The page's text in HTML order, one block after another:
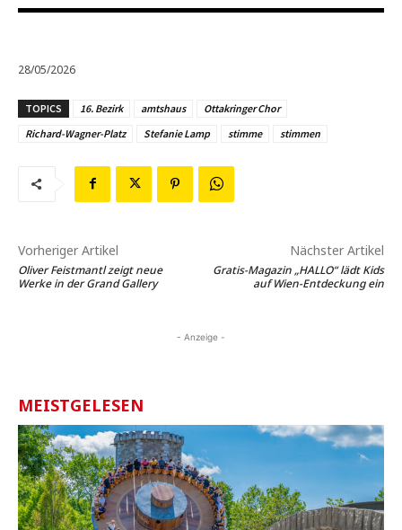
28/05/2026
TOPICS 16. Bezirk amtshaus
Ottakringer Chor
Richard-Wagner-Platz
Stefanie Lamp stimme stimmen
Vorheriger Artikel
Oliver Feistmantl zeigt neue
Werke in der Grand Gallery
Nächster Artikel
Gratis-Magazin „HALLO“ lädt Kids
auf Wien-Entdeckung ein
- Anzeige -
MEISTGELESEN